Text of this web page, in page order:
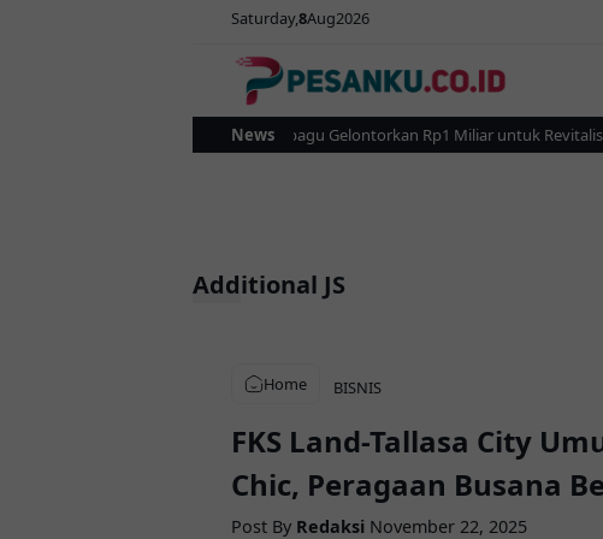
Saturday8Aug2026
News
Pemkot Kotamobagu Gelontorkan Rp1 Miliar untuk
Home BISNIS
FKS Land-Tallasa City
Chic, Peragaan Busana
Post By Redaksi November 22, 2025
Additional JS